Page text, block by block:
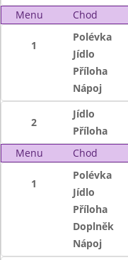
Menu
Chod
1
Polévka
Jídlo
Příloha
Nápoj
2
Jídlo
Příloha
Menu
Chod
1
Polévka
Jídlo
Příloha
Doplněk
Nápoj